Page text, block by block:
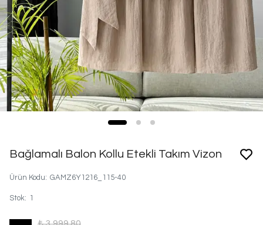
Bağlamalı Balon Kollu Etekli Takım Vizon
Ürün Kodu: GAMZ6Y1216_115-40
Stok: 1